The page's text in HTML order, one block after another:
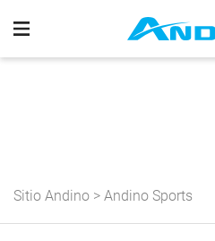
Sitio Andino > Andino Sports